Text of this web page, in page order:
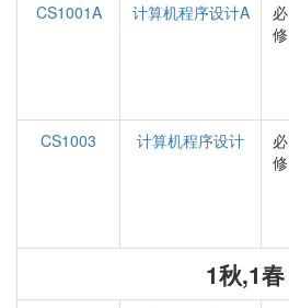
CS1001A
计算机程序设计A
必
修
CS1003
计算机程序设计
必
修
1秋,1春